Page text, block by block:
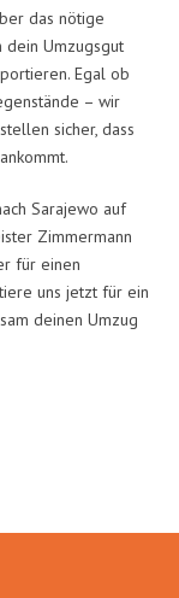
das nötige
Umzugsgut
Egal ob
– wir
sicher, dass
Sarajewo auf
Zimmermann
für einen
uns jetzt für ein
deinen Umzug